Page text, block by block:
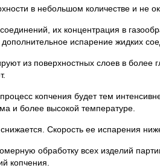
в небольшом количестве и не
их концентрация в
испарение жидких
из поверхностных слоев в более
копчения будет тем
и более высокой температуре.
Скорость ее испарения
обработку всех изделий
копчения.